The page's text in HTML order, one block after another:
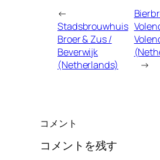
←
Stadsbrouwhuis
Broer & Zus /
Beverwijk
(Netherlands)
→
コメント
コメントを残す